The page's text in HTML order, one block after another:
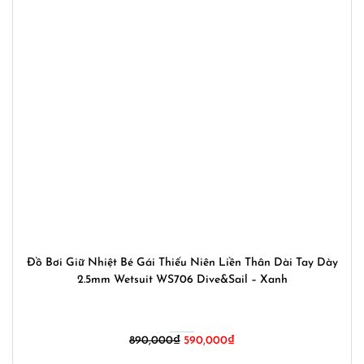
Đồ Bơi Giữ Nhiệt Bé Gái Thiếu Niên Liền Thân Dài Tay Dày
2.5mm Wetsuit WS706 Dive&Sail – Xanh
890,000₫ Giá
590,000₫Giá